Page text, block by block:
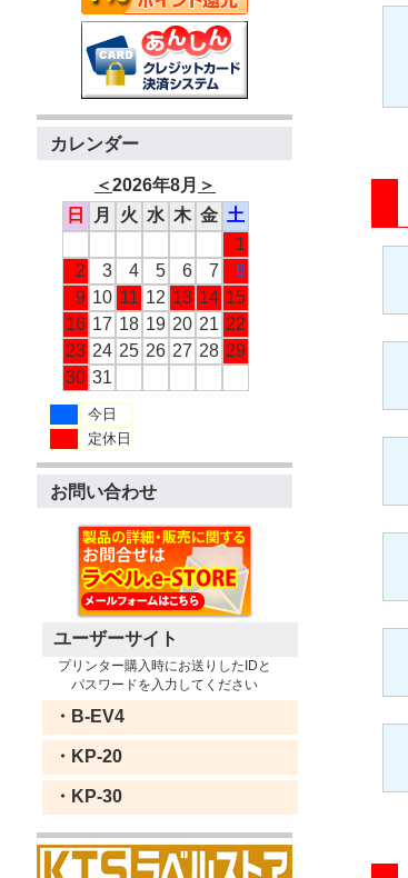
カレンダー
＜2026年8月 ＞
日
月 火 水 木 金 土
1
2
3 4 5 6 7
8
9 10 11 12 13 14 15
16 17 18 19 20 21 22
23 24 25 26 27 28 29
30 31
今日
定休日
お問い合わせ
ユーザーサイト
プリンター購入時にお送りしたIDと
パスワードを入力してください
・B-EV4
・KP-20
・KP-30